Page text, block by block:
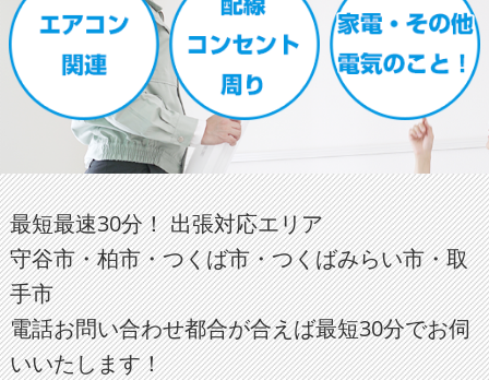
最短最速30分！ 出張対応エリア
守谷市・柏市・つくば市・つくばみらい市・取
手市
電話お問い合わせ都合が合えば最短30分でお伺
いいたします！